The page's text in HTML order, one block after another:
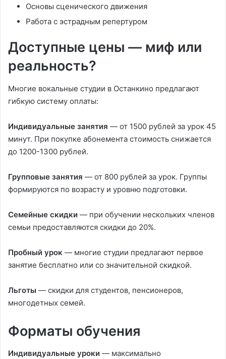
Основы сценического движения
Работа с эстрадным репертуром
Доступные цены — миф или
реальность?
Многие вокальные студии в Останкино предлагают
гибкую систему оплаты:
Индивидуальные занятия — от 1500 рублей за урок 45
минут. При покупке абонемента стоимость снижается
до 1200-1300 рублей.
Групповые занятия — от 800 рублей за урок. Группы
формируются по возрасту и уровню подготовки.
Семейные скидки — при обучении нескольких членов
семьи предоставляются скидки до 20%.
Пробный урок — многие студии предлагают первое
занятие бесплатно или со значительной скидкой.
Льготы — скидки для студентов, пенсионеров,
многодетных семей.
Форматы обучения
Индивидуальные уроки — максимально